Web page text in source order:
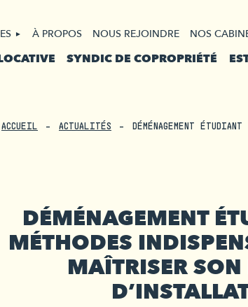
À PROPOS NOUS REJOINDRE NOS
SYNDIC DE COPROPRIÉTÉ
ACCUEIL ACTUALITÉS DÉMÉNAGEMENT
DÉMÉNAGEMENT
MÉTHODES
MAÎTRISER SON